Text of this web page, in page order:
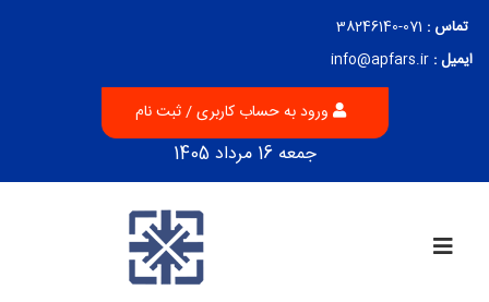
تماس : 071-38246140
ایمیل : info@apfars.ir
ورود به حساب کاربری / ثبت نام
جمعه 16 مرداد 1405